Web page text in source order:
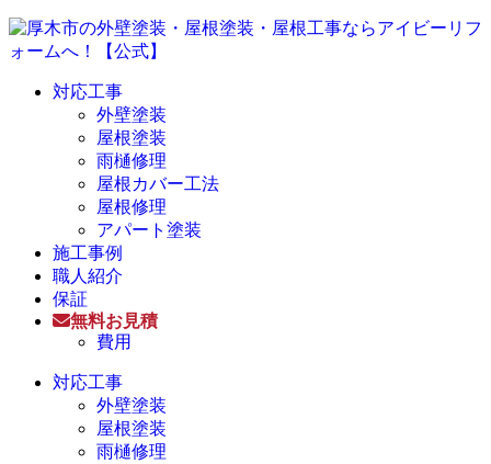
対応工事
外壁塗装
屋根塗装
雨樋修理
屋根カバー工法
屋根修理
アパート塗装
施工事例
職人紹介
保証
無料お見積
費用
対応工事
外壁塗装
屋根塗装
雨樋修理